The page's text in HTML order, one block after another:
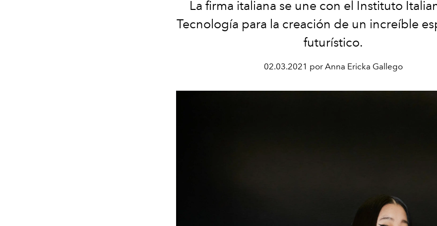
La firma italiana se une con el Instituto
Tecnología para la creación de un increíble
futurístico.
02.03.2021 por Anna Ericka Gallego